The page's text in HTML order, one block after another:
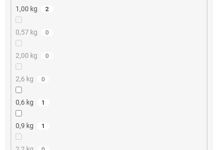
1,00 kg 2
0,57 kg 0
2,00 kg 0
2,6 kg 0
0,6 kg 1
0,9 kg 1